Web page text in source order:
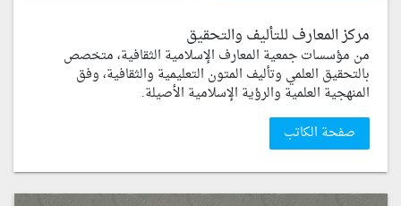
مركز المعارف للتأليف والتحقيق
من مؤسسات جمعية المعارف الإسلامية الثقافية، متخصص
بالتحقيق العلمي وتأليف المتون التعليمية والثقافية، وفق
المنهجية العلمية والرؤية الإسلامية الأصيلة.
صفحة الكاتب